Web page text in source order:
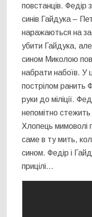
повстанців. Федір
синів Гайдука –
наражаються на
убити Гайдука,
сином Миколою
набрати набоїв. У
пострілом ранить
руки до міліції.
непомітно стежить
Хлопець
саме в ту мить,
сином. Федір і
прицілі…